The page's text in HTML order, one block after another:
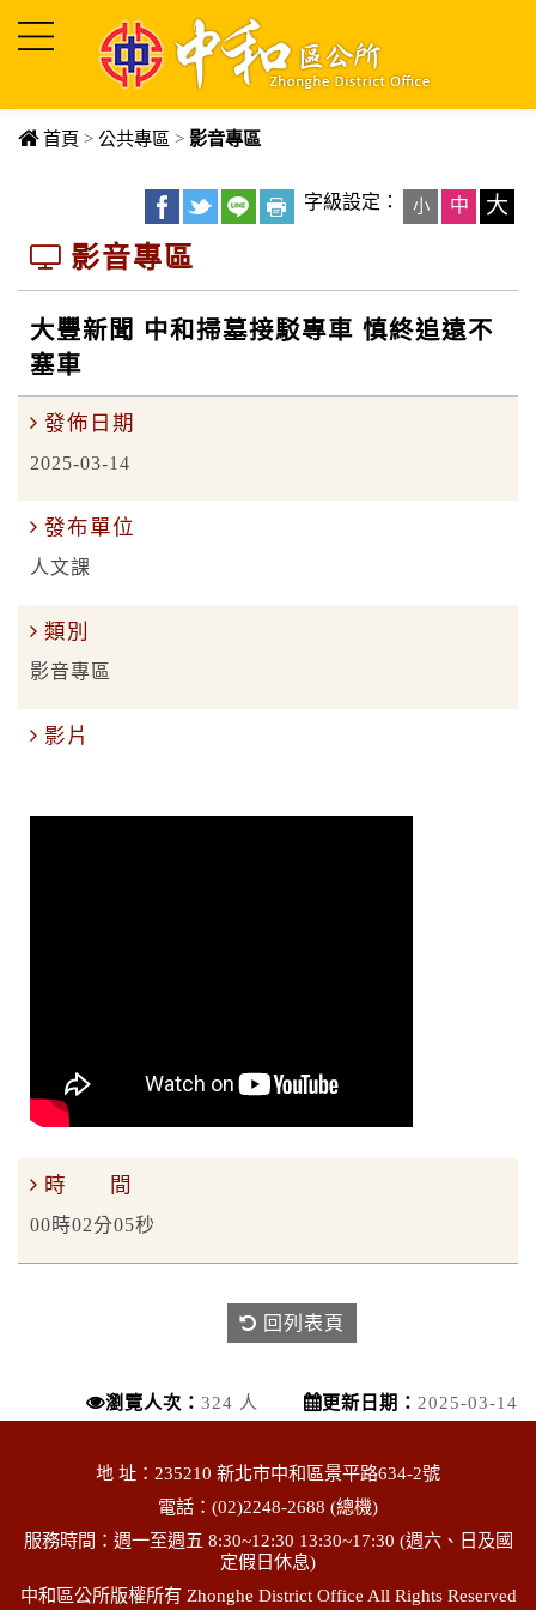
首頁 > 公共專區 > 影音專區
字級設定： 小 中 大
影音專區
大豐新聞 中和掃墓接駁專車 慎終追遠不
塞車
發佈日期
2025-03-14
發布單位
人文課
類別
影音專區
影片
時 間
00時02分05秒
回列表頁
瀏覽人次： 324 人 更新日期： 2025-03-14
地 址：235210 新北市中和區景平路634-2號
電話：(02)2248-2688 (總機)
服務時間：週一至週五 8:30~12:30 13:30~17:30 (週六、日及國
定假日休息)
中和區公所版權所有 Zhonghe District Office All Rights Reserved